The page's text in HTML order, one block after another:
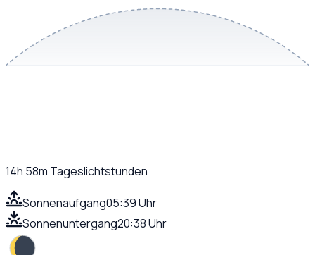
14h 58m Tageslichtstunden
Sonnenaufgang05:39 Uhr
Sonnenuntergang20:38 Uhr